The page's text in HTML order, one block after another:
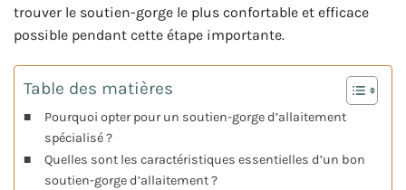
trouver le soutien-gorge le plus confortable et efficace
possible pendant cette étape importante.
Table des matières
Pourquoi opter pour un soutien-gorge d’allaitement
spécialisé ?
Quelles sont les caractéristiques essentielles d’un bon
soutien-gorge d’allaitement ?